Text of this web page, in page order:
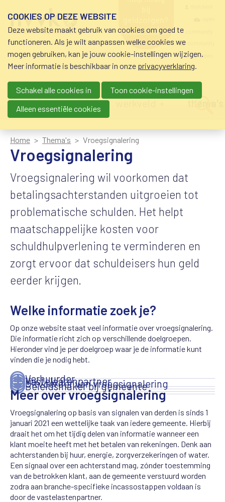
schuldhulp • sociaal
krediet • budgetbeheer •
beschermingsbewind
0800-8115.nl
nvvk-leden
Main navigation
nieuws agenda
Home Thema's Vroegsignalering
Vroegsignalering
Vroegsignalering wil voorkomen dat
betalingsachterstanden uitgroeien tot
problematische schulden. Het helpt
maatschappelijke kosten voor
schuldhulpverlening te verminderen en
zorgt ervoor dat schuldeisers hun geld
eerder krijgen.
Welke informatie zoek je?
Op onze website staat veel informatie over vroegsignalering.
Die informatie richt zich op verschillende doelgroepen.
Hieronder vind je per doelgroep waar je de informatie kunt
vinden die je nodig hebt.
Beleidsmaker bij gemeente
Uitvoerder van vroegsignalering
Vastelastenpartner
Verhuurder
Meer over vroegsignalering
Vroegsignalering op basis van signalen van derden is sinds 1
januari 2021 een wettelijke taak van iedere gemeente. Hierbij
draait het om het tijdig delen van informatie wanneer een
klant moeite heeft met het betalen van rekeningen. Denk aan
achterstanden bij huur, energie, zorgverzekeringen of water.
Een signaal over een achterstand mag, zónder toestemming
van de betrokken klant, aan de gemeente verstuurd worden
zodra aan branche-specifieke incassostappen voldaan is
door de vastelastenpartner.
COOKIES OP DEZE WEBSITE
Deze website maakt gebruik van cookies om goed te
functioneren. Als je wilt aanpassen welke cookies we
mogen gebruiken, kan je jouw cookie-instellingen wijzigen.
Meer informatie is beschikbaar in onze privacyverklaring.
Schakel alle cookies in
Toon cookie-instellingen
Alleen essentiële cookies